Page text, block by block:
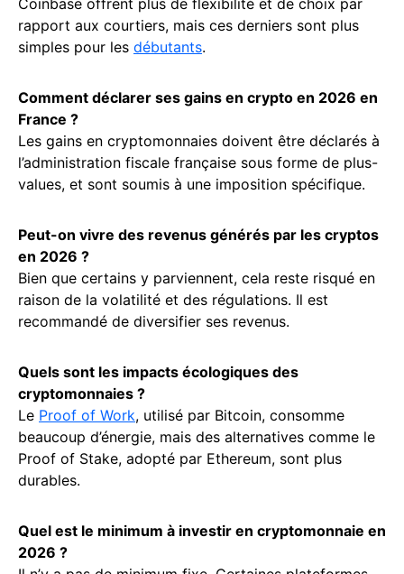
rapport aux courtiers, mais ces derniers sont plus
simples pour les débutants.
Comment déclarer ses gains en crypto en 2026 en
France ?
Les gains en cryptomonnaies doivent être déclarés à
l’administration fiscale française sous forme de plus-
values, et sont soumis à une imposition spécifique.
Peut-on vivre des revenus générés par les cryptos
en 2026 ?
Bien que certains y parviennent, cela reste risqué en
raison de la volatilité et des régulations. Il est
recommandé de diversifier ses revenus.
Quels sont les impacts écologiques des
cryptomonnaies ?
Le Proof of Work, utilisé par Bitcoin, consomme
beaucoup d’énergie, mais des alternatives comme le
Proof of Stake, adopté par Ethereum, sont plus
durables.
Quel est le minimum à investir en cryptomonnaie en
2026 ?